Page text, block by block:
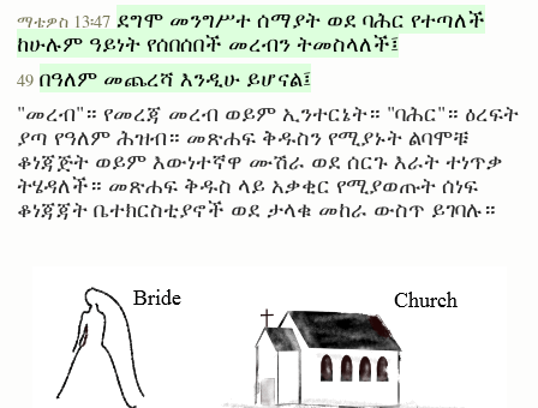
ማቴዎስ 13፡47 ደግሞ መንግሥተ ሰማያት ወደ ባሕር የተጣለች
ከሁሉም ዓይነት የሰበሰበች መረብን ትመስላለች፤
49 በዓለም መጨረሻ እንዲሁ ይሆናል፤
"መረብ"። የመረጃ መረብ ወይም ኢንተርኔት። "ባሕር"። ዕረፍት
ያጣ የዓለም ሕዝብ። መጽሐፍ ቅዱስን የሚያኑት ልባሞቹ
ቆነጃጅት ወይም እውነተኛዋ ሙሽራ ወደ ሰርጉ እራት ተነጥቃ
ትሄዳለች። መጽሐፍ ቅዱስ ላይ አቃቂር የሚያወጡት ሰነፍ
ቆነጃጃት ቤተክርስቲያኖች ወደ ታላቁ መከራ ውስጥ ይገባሉ።